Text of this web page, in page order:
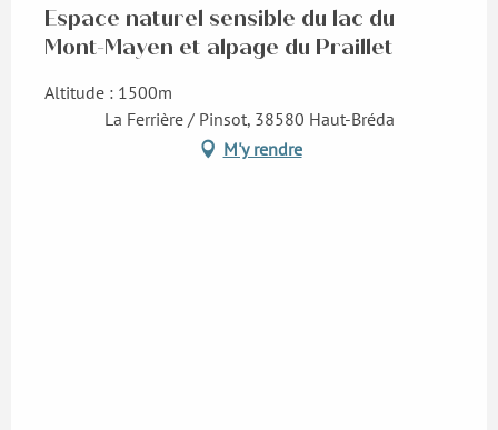
Espace naturel sensible du lac du
Mont-Mayen et alpage du Praillet
Altitude : 1500m
La Ferrière / Pinsot, 38580 Haut-Bréda
M'y rendre